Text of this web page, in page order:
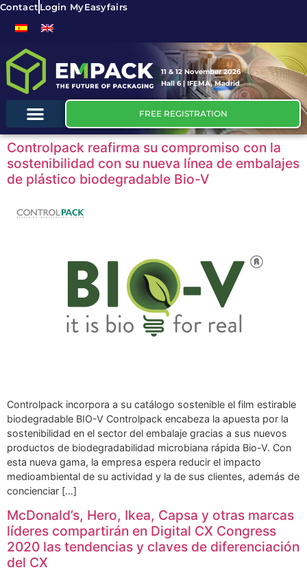
Contact Login MyEasyfairs
11 & 12 November 2026
Hall 6 | IFEMA, Madrid
FREE REGISTRATION
Controlpack reafirma su compromiso con la
sostenibilidad con su nueva línea de embalajes
de plástico biodegradable Bio-V
Controlpack incorpora a su catálogo sostenible el film estirable
biodegradable BIO-V Controlpack encabeza la apuesta por la
sostenibilidad en el sector del embalaje gracias a sus nuevos
productos de biodegradabilidad microbiana rápida Bio-V. Con
esta nueva gama, la empresa espera reducir el impacto
medioambiental de su actividad y la de sus clientes, además de
concienciar […]
McDonald’s, Hero, Ikea, Capsa y otras marcas
líderes compartirán en Digital CX Congress
2020 las tendencias y claves de diferenciación
del CX